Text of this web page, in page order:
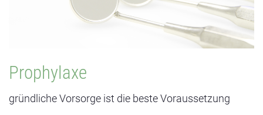
Leben zu gehen.
Prophylaxe
gründliche Vorsorge ist die beste Voraussetzung